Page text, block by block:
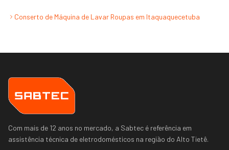
Conserto de Máquina de Lavar Roupas em Itaquaquecetuba
Com mais de 12 anos no mercado, a Sabtec é referência em
assistência técnica de eletrodomésticos na região do Alto Tietê.